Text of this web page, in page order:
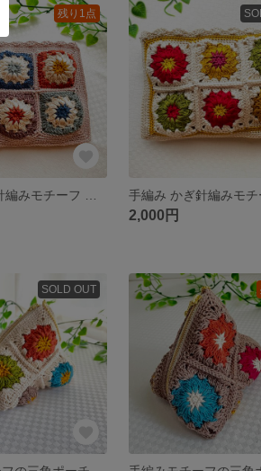
残り1点
2,000円
SOLD OUT